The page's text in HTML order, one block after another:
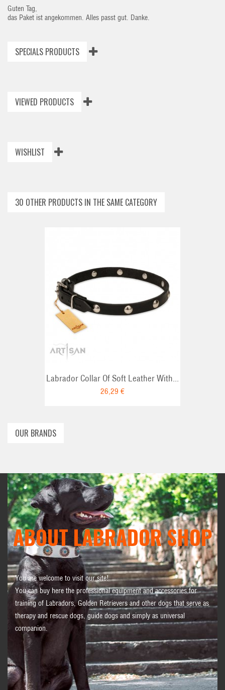
Guten Tag,
das Paket ist angekommen. Alles passt gut. Danke.
SPECIALS PRODUCTS
VIEWED PRODUCTS
WISHLIST
30 OTHER PRODUCTS IN THE SAME CATEGORY
Labrador Collar Of Soft Leather With...
26,29 €
OUR BRANDS
ABOUT LABRADOR SHOP
You are welcome to visit our site!
You can buy here the professional equipment and accessories for
training of Labradors, Golden Retrievers and other dogs that serve as
therapy and rescue dogs, guide dogs and simply as universal
companion.